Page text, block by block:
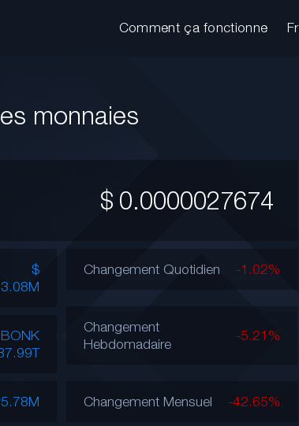
Comment ça fonctionne
monnaies
$ 0.0000027674
$
BONK
Changement Quotidien -1.02%
Changement
Hebdomadaire
-5.21%
Changement Mensuel -42.65%